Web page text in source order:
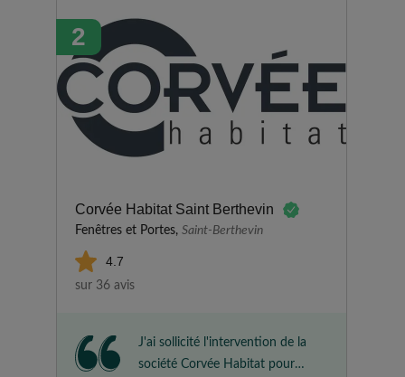
Vérandas BEAUQUESNE, tant
dans le conseil que dans la
réalisation. Nous avons apprécié
les échanges et explications
claires, la conception du projet,
le fait de pouvoir visiter
avons également apprécié le
respect des délais, le
projet très réussi. Nous les
recommandons sans hésitation.
2
Corvée Habitat Saint Berthevin
Fenêtres et Portes, Saint-Berthevin
4.7
sur 36 avis
J'ai sollicité l'intervention de la
société Corvée Habitat pour